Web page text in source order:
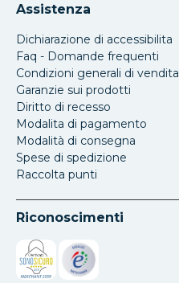
Assistenza
Dichiarazione di accessibilita
Faq - Domande frequenti
Condizioni generali di vendita
Garanzie sui prodotti
Diritto di recesso
Modalita di pagamento
Modalità di consegna
Spese di spedizione
Raccolta punti
Riconoscimenti